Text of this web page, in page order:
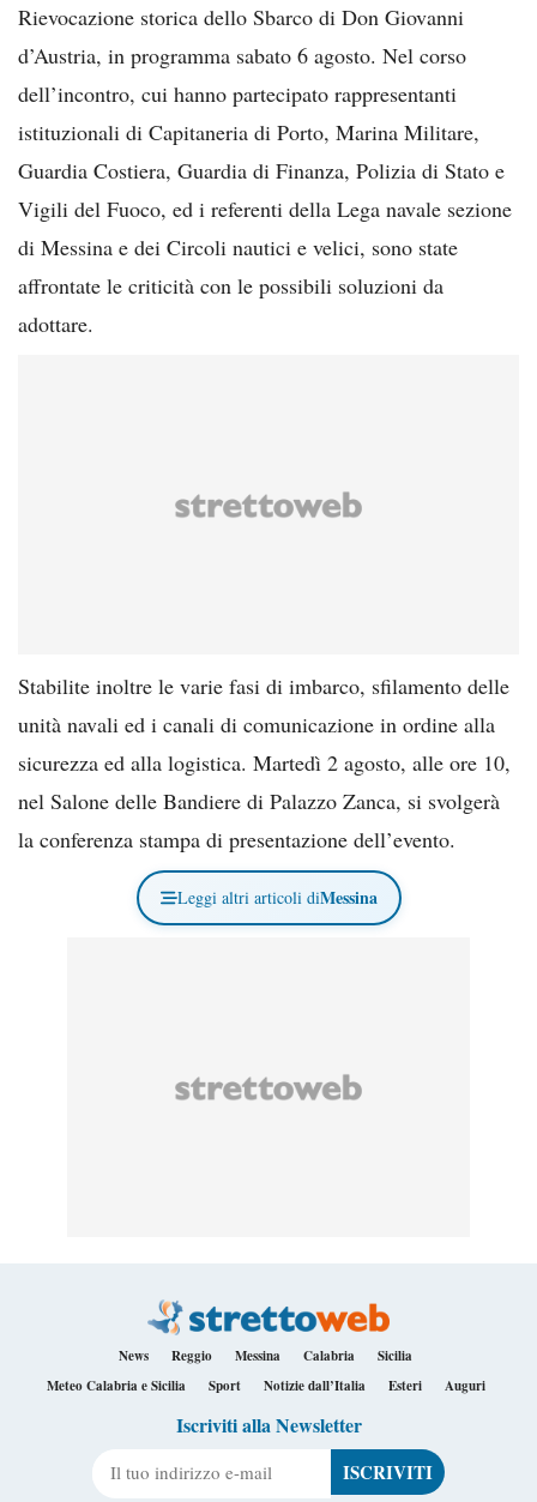
Rievocazione storica dello Sbarco di Don Giovanni
d’Austria, in programma sabato 6 agosto. Nel corso
dell’incontro, cui hanno partecipato rappresentanti
istituzionali di Capitaneria di Porto, Marina Militare,
Guardia Costiera, Guardia di Finanza, Polizia di Stato e
Vigili del Fuoco, ed i referenti della Lega navale sezione
di Messina e dei Circoli nautici e velici, sono state
affrontate le criticità con le possibili soluzioni da
adottare.
Stabilite inoltre le varie fasi di imbarco, sfilamento delle
unità navali ed i canali di comunicazione in ordine alla
sicurezza ed alla logistica. Martedì 2 agosto, alle ore 10,
nel Salone delle Bandiere di Palazzo Zanca, si svolgerà
la conferenza stampa di presentazione dell’evento.
Leggi altri articoli diMessina
News Reggio Messina Calabria
Sicilia
Meteo Calabria e Sicilia
Sport Notizie dall’Italia Esteri Auguri
Iscriviti alla Newsletter